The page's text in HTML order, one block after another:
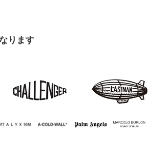
ります